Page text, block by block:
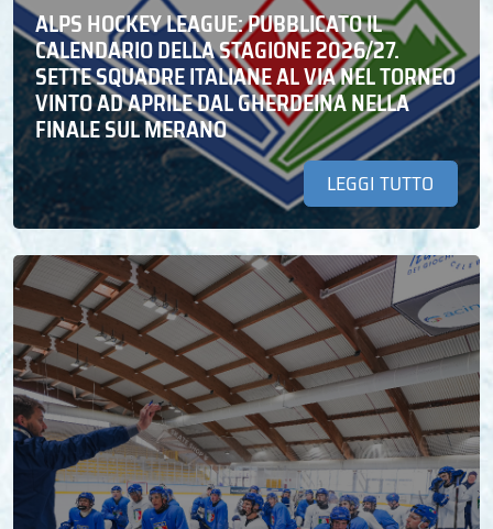
ALPS HOCKEY LEAGUE: PUBBLICATO IL
CALENDARIO DELLA STAGIONE 2026/27.
SETTE SQUADRE ITALIANE AL VIA NEL TORNEO
VINTO AD APRILE DAL GHERDEINA NELLA
FINALE SUL MERANO
LEGGI TUTTO